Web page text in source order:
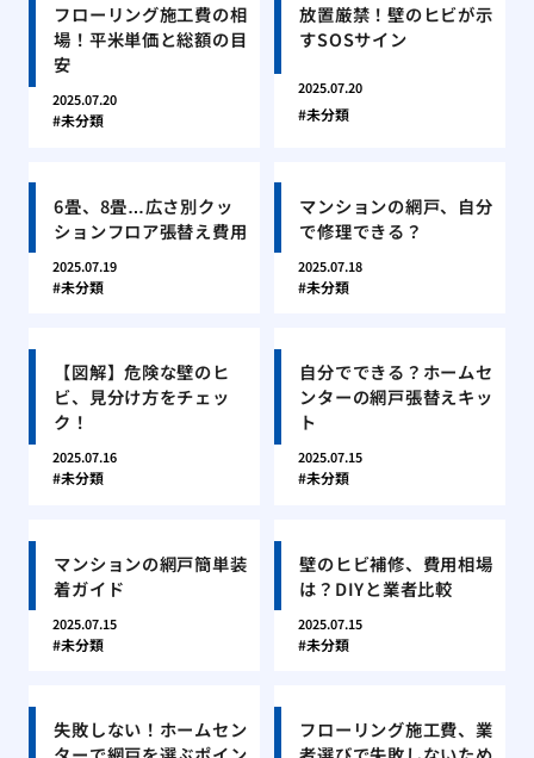
フローリング施工費の相
場！平米単価と総額の目
安
2025.07.20
未分類
放置厳禁！壁のヒビが示
すSOSサイン
2025.07.20
未分類
6畳、8畳…広さ別クッ
ションフロア張替え費用
2025.07.19
未分類
マンションの網戸、自分
で修理できる？
2025.07.18
未分類
【図解】危険な壁のヒ
ビ、見分け方をチェッ
ク！
2025.07.16
未分類
自分でできる？ホームセ
ンターの網戸張替えキッ
ト
2025.07.15
未分類
マンションの網戸簡単装
着ガイド
2025.07.15
未分類
壁のヒビ補修、費用相場
は？DIYと業者比較
2025.07.15
未分類
失敗しない！ホームセン
フローリング施工費、業